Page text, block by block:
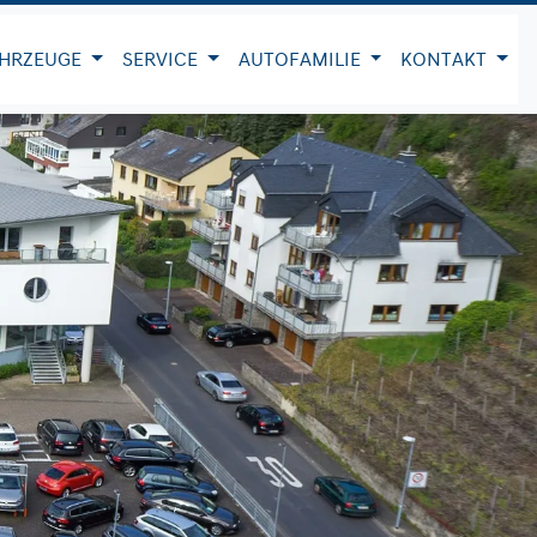
SERVICE AUTOFAMILIE KONTAKT